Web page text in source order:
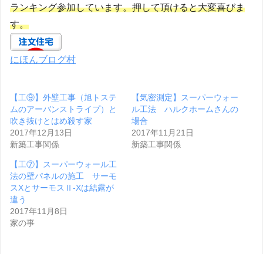
ランキング参加しています。押して頂けると大変喜びま
す。
にほんブログ村
【工⑨】外壁工事（旭トステ
ムのアーバンストライプ）と
吹き抜けとはめ殺す家
2017年12月13日
新築工事関係
【気密測定】スーパーウォー
ル工法 ハルクホームさんの
場合
2017年11月21日
新築工事関係
【工⑦】スーパーウォール工
法の壁パネルの施工 サーモ
スXとサーモスⅡ-Xは結露が
違う
2017年11月8日
家の事